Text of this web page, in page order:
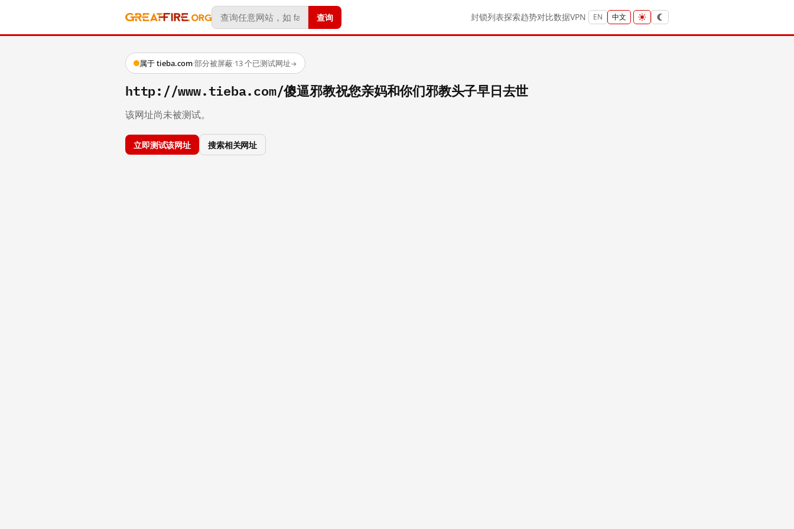
查询 封锁列表探索趋势对比数据VPN EN 中文
属于 tieba.com·部分被屏蔽·13 个已测试网址→
http://www.tieba.com/傻逼邪教祝您亲妈和你们邪教头子早日去世
该网址尚未被测试。
立即测试该网址 搜索相关网址